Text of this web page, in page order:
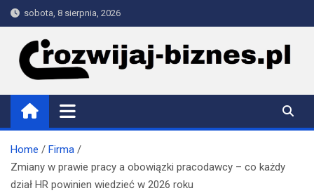
Skip
to
content
sobota, 8 sierpnia, 2026
rozwijaj-biznes.pl
Home
Firma
Zmiany w prawie pracy a obowiązki pracodawcy – co każdy
dział HR powinien wiedzieć w 2026 roku